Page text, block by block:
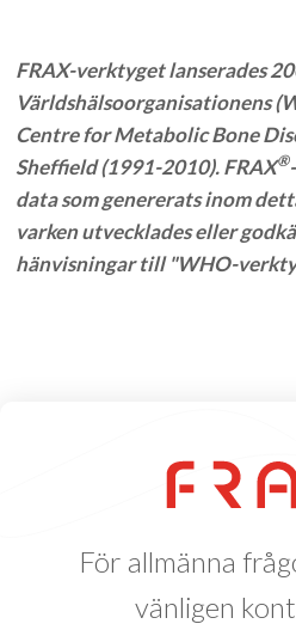
FRAX-verktyget lanserades
Världshälsoorganisationens
Centre for Metabolic Bone
Sheffield (1991-2010). FRAX®
data som genererats inom
varken utvecklades eller
hänvisningar till "WHO-
För allmänna
vänligen